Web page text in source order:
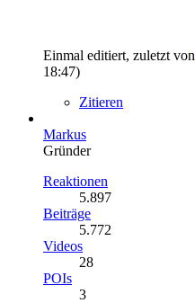
Einmal editiert, zuletzt von
18:47)
Zitieren
Markus
Gründer
Reaktionen
5.897
Beiträge
5.772
Videos
28
POIs
3